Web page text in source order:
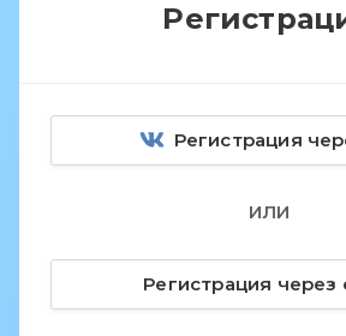
Регистрация
ИЛИ
Регистрация через